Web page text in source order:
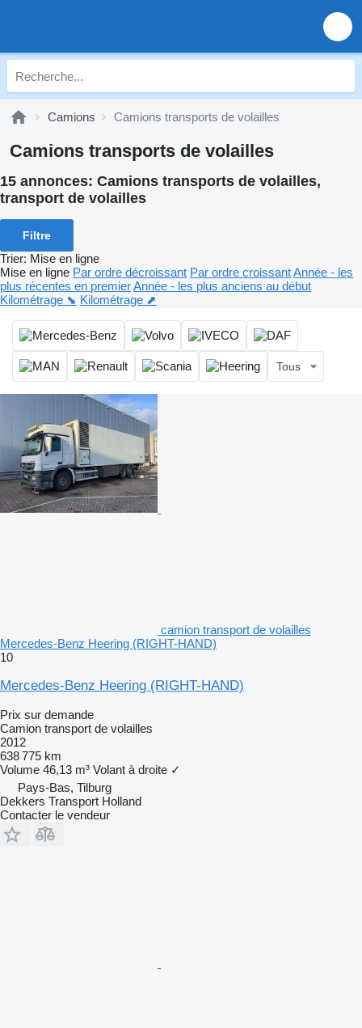
Camions Camions transports de volailles
Camions transports de volailles
15 annonces: Camions transports de volailles,
transport de volailles
Filtre
Trier: Mise en ligne
Mise en ligne Par ordre décroissant Par ordre croissantAnnée - les
plus récentes en premierAnnée - les plus anciens au début
Kilométrage ⬊ Kilométrage ⬈
Tous
camion transport de volailles
Mercedes-Benz Heering (RIGHT-HAND)
10
Mercedes-Benz Heering (RIGHT-HAND)
Prix sur demande
Camion transport de volailles
2012
638 775 km
Volume 46,13 m³ Volant à droite ✓
Pays-Bas, Tilburg
Dekkers Transport Holland
Contacter le vendeur